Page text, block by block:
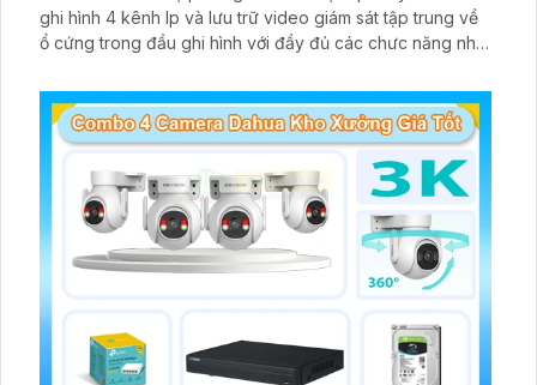
ghi hình 4 kênh Ip và lưu trữ video giám sát tập trung về
ổ cứng trong đầu ghi hình với đầy đủ các chưc năng như
giám sát có màu vào ban đêm